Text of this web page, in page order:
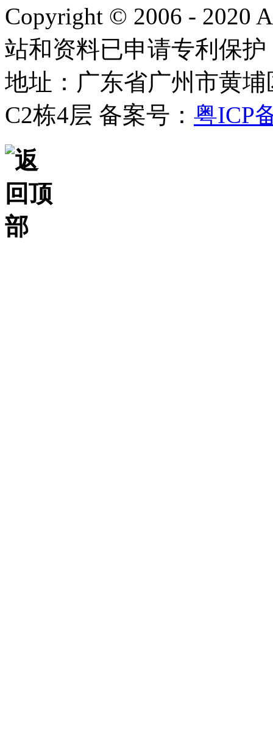
Copyright © 2006 - 2020
站和资料已申请专利保
地址：广东省广州市黄
C2栋4层 备案号： 粤ICP